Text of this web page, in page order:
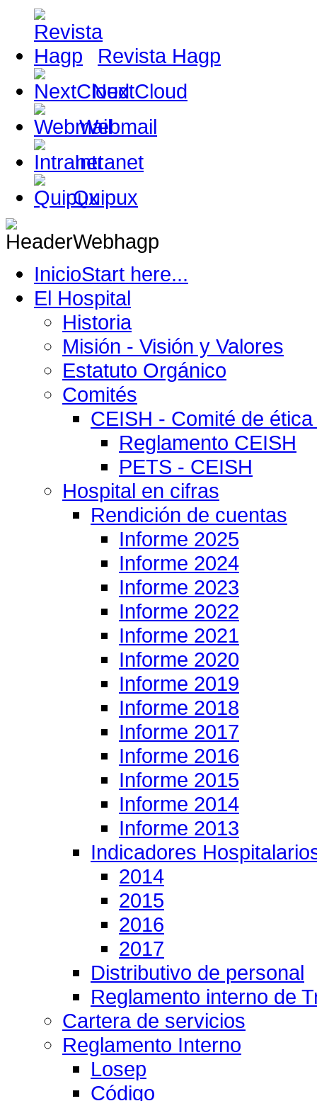
Revista Hagp
NextCloud
Webmail
Intranet
Quipux
InicioStart here...
El Hospital
Historia
Misión - Visión y Valores
Estatuto Orgánico
Comités
CEISH - Comité de
Reglamento CEISH
PETS - CEISH
Hospital en cifras
Rendición de cuentas
Informe 2025
Informe 2024
Informe 2023
Informe 2022
Informe 2021
Informe 2020
Informe 2019
Informe 2018
Informe 2017
Informe 2016
Informe 2015
Informe 2014
Informe 2013
Indicadores
2014
2015
2016
2017
Distributivo de personal
Reglamento interno de
Cartera de servicios
Reglamento Interno
Losep
Código